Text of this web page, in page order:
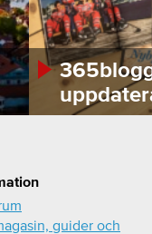
guider och